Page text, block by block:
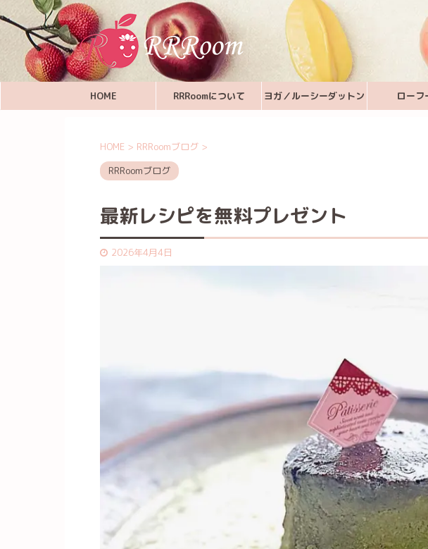
HOME RRRoomについて ヨガ／ルーシーダットン ローフ
HOME > RRRoomブログ >
RRRoomブログ
最新レシピを無料プレゼント
2026年4月4日